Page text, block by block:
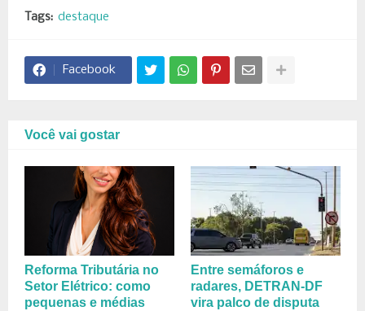
Tags: destaque
Facebook
Você vai gostar
Reforma Tributária no
Setor Elétrico: como
pequenas e médias
Entre semáforos e
radares, DETRAN-DF
vira palco de disputa